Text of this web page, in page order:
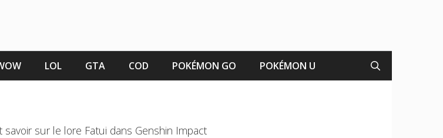
LOL GTA COD POKÉMON GO POKÉMON U
savoir sur le lore Fatui dans Genshin Impact